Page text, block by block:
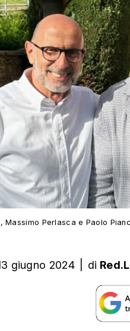
Massimo Perlasca e Paolo
giugno 2024 di